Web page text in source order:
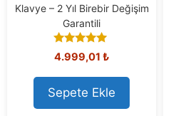
Klavye – 2 Yıl Birebir Değişim
Garantili
5.00
out of 5
4.999,01 ₺
Sepete Ekle